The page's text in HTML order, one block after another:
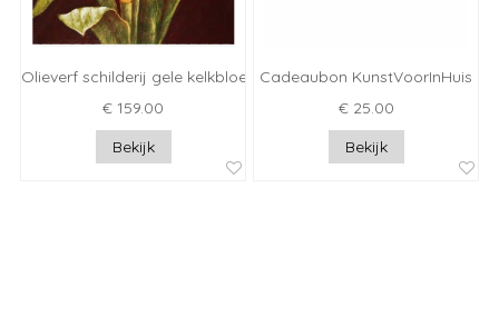
Olieverf schilderij gele kelkbloem
€ 159.00
Bekijk
Cadeaubon KunstVoorInHuis
€ 25.00
Bekijk